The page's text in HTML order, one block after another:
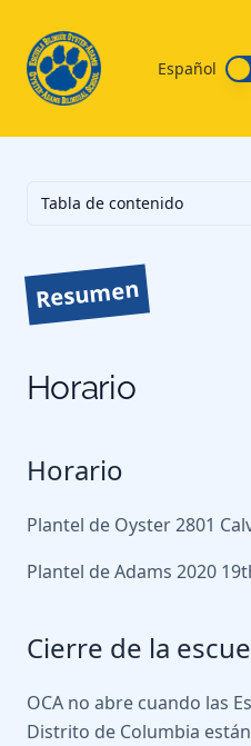
Español
Tabla de contenido
Resumen
Horario
Horario
Plantel de Oyster 2801
Plantel de Adams 2020
Cierre de la
OCA no abre cuando las
Distrito de Columbia